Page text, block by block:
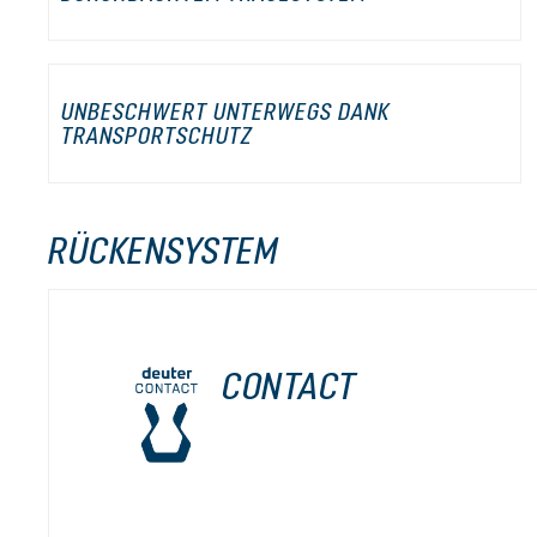
UNBESCHWERT UNTERWEGS DANK
TRANSPORTSCHUTZ
RÜCKENSYSTEM
CONTACT